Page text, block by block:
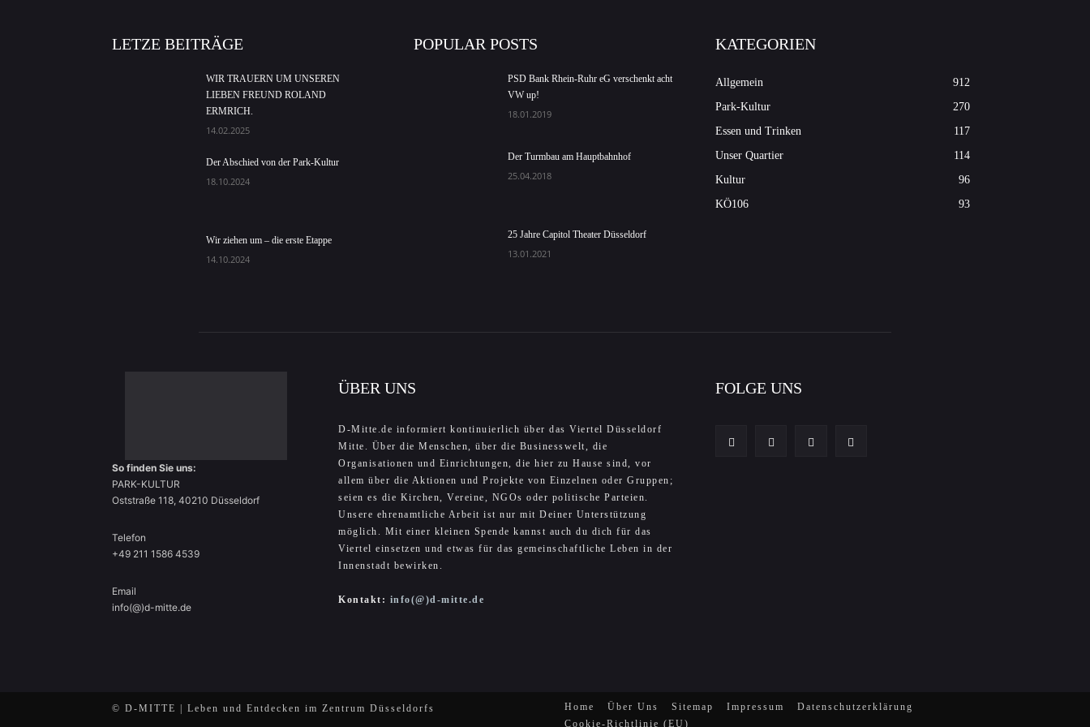
LETZE BEITRÄGE
WIR TRAUERN UM UNSEREN
LIEBEN FREUND ROLAND
ERMRICH.
14.02.2025
Der Abschied von der Park-Kultur
18.10.2024
Wir ziehen um – die erste Etappe
14.10.2024
POPULAR POSTS
PSD Bank Rhein-Ruhr eG verschenkt acht
VW up!
18.01.2019
Der Turmbau am Hauptbahnhof
25.04.2018
25 Jahre Capitol Theater Düsseldorf
13.01.2021
KATEGORIEN
Allgemein
912
Park-Kultur
270
Essen und Trinken
117
Unser Quartier
114
Kultur
96
KÖ106
93
So finden Sie uns:
PARK-KULTUR
Oststraße 118, 40210 Düsseldorf
Telefon
+49 211 1586 4539
Email
info(@)d-mitte.de
ÜBER UNS
D-Mitte.de informiert kontinuierlich über das Viertel Düsseldorf
Mitte. Über die Menschen, über die Businesswelt, die
Organisationen und Einrichtungen, die hier zu Hause sind, vor
allem über die Aktionen und Projekte von Einzelnen oder Gruppen;
seien es die Kirchen, Vereine, NGOs oder politische Parteien.
Unsere ehrenamtliche Arbeit ist nur mit Deiner Unterstützung
möglich. Mit einer kleinen Spende kannst auch du dich für das
Viertel einsetzen und etwas für das gemeinschaftliche Leben in der
Innenstadt bewirken.
Kontakt: info(@)d-mitte.de
FOLGE UNS
© D-MITTE | Leben und Entdecken im Zentrum Düsseldorfs Home Über Uns Sitemap Impressum
Datenschutzerklärung
Cookie-Richtlinie (EU)